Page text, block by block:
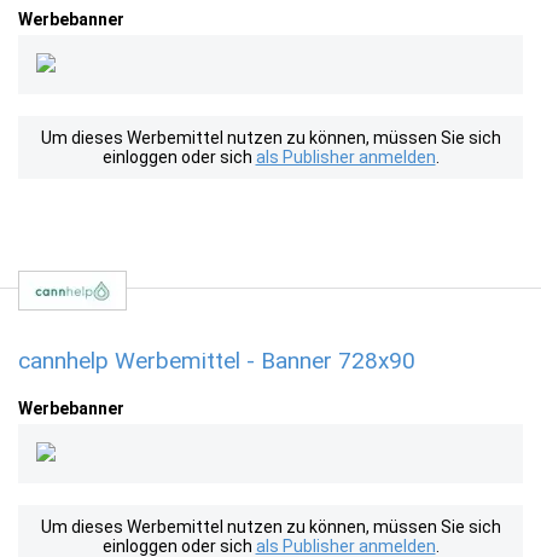
Werbebanner
Um dieses Werbemittel nutzen zu können, müssen Sie sich
einloggen oder sich als Publisher anmelden
cannhelp Werbemittel - Banner 728x90
Werbebanner
Um dieses Werbemittel nutzen zu können, müssen Sie sich
einloggen oder sich als Publisher anmelden